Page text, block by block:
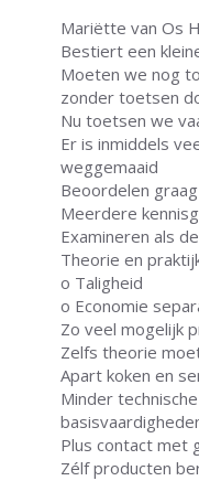
Mariëtte van Os
Bestiert een
Moeten we nog
zonder toetsen
Nu toetsen we
Er is inmiddels
weggemaaid
Beoordelen
Meerdere
Examineren als
Theorie en
o Taligheid
o Economie
Zo veel mogelijk
Zelfs theorie
Apart koken en
Minder
Plus contact met
Zélf producten